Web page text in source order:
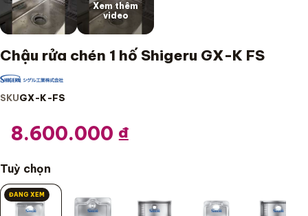
Xem thêm
video
Chậu rửa chén 1 hố Shigeru GX-K FS
SKUGX-K-FS
8.600.000 ₫
Tuỳ chọn
ĐANG XEM